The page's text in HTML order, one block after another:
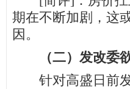
期在不断加剧，这
因。
（二）发改委
针对高盛日前发